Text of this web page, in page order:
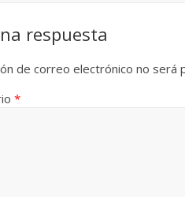
respuesta
de correo electrónico no será
*